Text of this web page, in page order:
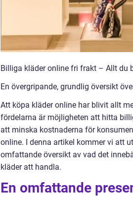
Billiga kläder online fri frakt – Allt du
En övergripande, grundlig översikt
Att köpa kläder online har blivit allt
fördelarna är möjligheten att hitta
att minska kostnaderna för
online. I denna artikel kommer vi att
omfattande översikt av vad det
kläder att handla.
En omfattande